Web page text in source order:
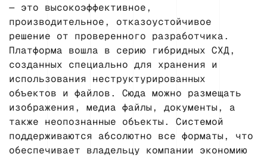
— это высокоэффективное,
производительное, отказоустойчивое
решение от проверенного разработчика.
Платформа вошла в серию гибридных СХД,
созданных специально для хранения и
использования неструктурированных
объектов и файлов. Сюда можно размещать
изображения, медиа файлы, документы, а
также неопознанные объекты. Системой
поддерживаются абсолютно все форматы, что
обеспечивает владельцу компании экономию